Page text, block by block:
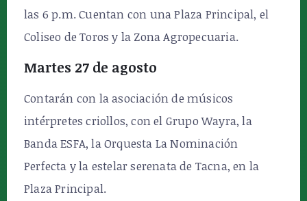
las 6 p.m. Cuentan con una Plaza Principal, el
Coliseo de Toros y la Zona Agropecuaria.
Martes 27 de agosto
Contarán con la asociación de músicos
intérpretes criollos, con el Grupo Wayra, la
Banda ESFA, la Orquesta La Nominación
Perfecta y la estelar serenata de Tacna, en la
Plaza Principal.